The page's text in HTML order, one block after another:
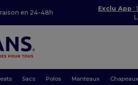
en 24-48h
Exclu App :
Sacs Polos Manteaux Chapeaux